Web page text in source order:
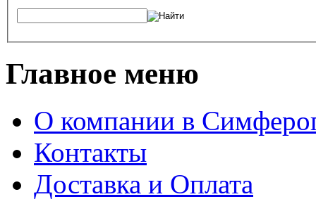
Главное меню
О компании в
Контакты
Доставка и Оплата